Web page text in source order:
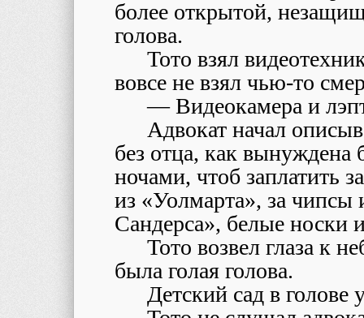
более открытой,
голова.
Тото взял
вовсе не взял чью-то
— Видеокамера и
Адвокат начал
без отца, как вынуждена
ночами, чтоб заплатить
из «Уолмарта», за чипсы
Сандерса», белые носки
Тото возвел глаза к
была голая голова.
Детский сад в